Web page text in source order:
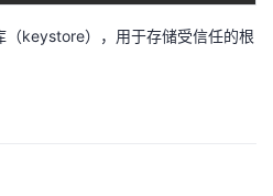
keystore），用于存储受信任的根